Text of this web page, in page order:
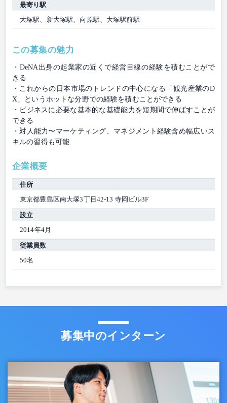
最寄り駅
大塚駅、新大塚駅、向原駅、大塚駅前駅
この募集の魅力
・DeNA出身の起業家の近くで経営目線の経験を積むことがで
きる
・これからの日本市場のトレンドの中心になる「観光産業のD
X」というホットな分野での経験を積むことができる
・ビジネスに必要な基本的な基礎能力を短期間で伸ばすことが
できる
・対人能力〜マーケティング、マネジメント経験含め幅広いス
キルの習得も可能
企業概要
住所
東京都豊島区南大塚3丁目42-13 寺岡ビル3F
設立
2014年4月
従業員数
50名
募集中のインターン